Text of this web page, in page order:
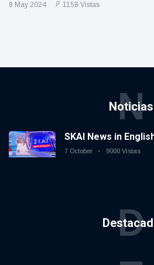
8 May 2024 1158 Vistas
Noticias
N
SKAI News in
7 October 9000 Vistas
D